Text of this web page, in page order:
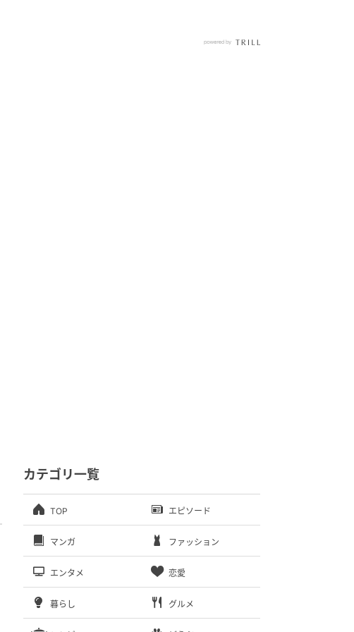
カテゴリ一覧
TOP エピソード
マンガ ファッション
エンタメ 恋愛
暮らし グルメ